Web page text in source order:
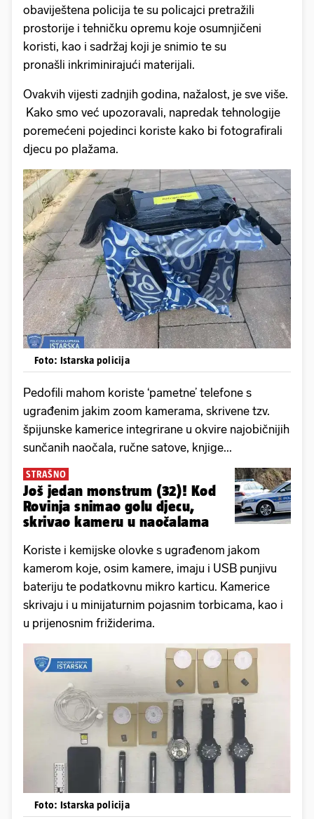
obaviještena policija te su policajci pretražili
prostorije i tehničku opremu koje osumnjičeni
koristi, kao i sadržaj koji je snimio te su
pronašli inkriminirajući materijali.
Ovakvih vijesti zadnjih godina, nažalost, je sve više.
Kako smo već upozoravali, napredak tehnologije
poremećeni pojedinci koriste kako bi fotografirali
djecu po plažama.
Foto: Istarska policija
Pedofili mahom koriste ‘pametne’ telefone s
ugrađenim jakim zoom kamerama, skrivene tzv.
špijunske kamerice integrirane u okvire najobičnijih
sunčanih naočala, ručne satove, knjige...
STRAŠNO
Još jedan monstrum (32)! Kod
Rovinja snimao golu djecu,
skrivao kameru u naočalama
Koriste i kemijske olovke s ugrađenom jakom
kamerom koje, osim kamere, imaju i USB punjivu
bateriju te podatkovnu mikro karticu. Kamerice
skrivaju i u minijaturnim pojasnim torbicama, kao i
u prijenosnim frižiderima.
Foto: Istarska policija